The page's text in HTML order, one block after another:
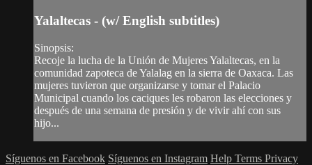
Yalaltecas - (w/ English subtitles)
Sinopsis:
Recoje la lucha de la Unión de Mujeres Yalaltecas, en la
comunidad zapoteca de Yalalag en la sierra de Oaxaca. Las
mujeres tuvieron que organizarse y tomar el Palacio
Municipal cuando los caciques les robaron las elecciones y
después de una semana de presión y de vivir ahí con sus
hijo...
Síguenos en Facebook Síguenos en Instagram Help Terms Privacy